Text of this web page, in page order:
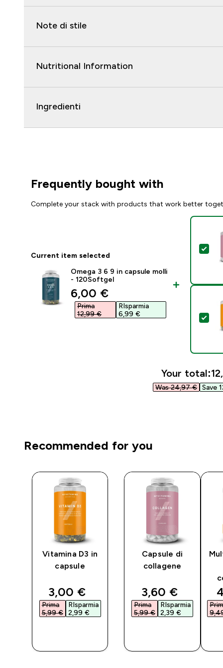
Note di stile
Nutritional Information
Ingredienti
Frequently bought with
Complete your stack with products that work better
Current item selected
Omega 3 6 9 in capsule molli
- 120Softgel
discounted price
6,00 €‎
Prima
12,99 €‎
RIsparmia
6,99 €‎
Your total:
Was 24,97 €‎ Save
Recommended for you
Vitamina D3 in
capsule
discounted price
3,00 €‎
Prima
5,99 €‎
RIsparmia
2,99 €‎
Capsule di
collagene
discounted
3,60 €‎
Prima
5,99 €‎
RIsparmia
2,39 €‎